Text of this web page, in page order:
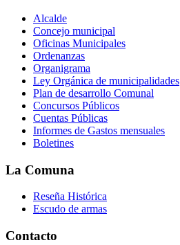
Alcalde
Concejo municipal
Oficinas Municipales
Ordenanzas
Organigrama
Ley Orgánica de municipalidades
Plan de desarrollo Comunal
Concursos Públicos
Cuentas Públicas
Informes de Gastos mensuales
Boletines
La Comuna
Reseña Histórica
Escudo de armas
Contacto